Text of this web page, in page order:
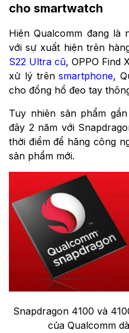
cho smartwatch
Hiện Qualcomm đang
với sự xuất hiện trên
S22 Ultra cũ, OPPO Find
xử lý trênsmartphone,
cho đồng hồ đeo tay
Tuy nhiên sản phẩm
đây 2 năm với
thời điểm để hãng công
sản phẩm mới.
Snapdragon 4100 và
của Qualcomm